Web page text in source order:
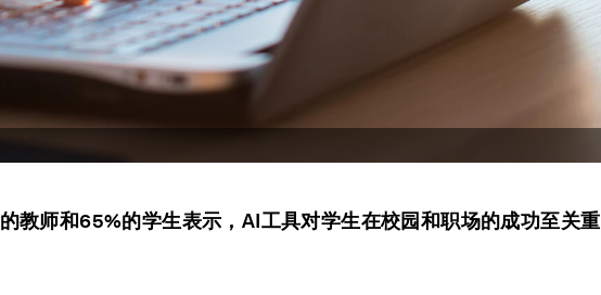
教师和65%的学生表示，AI工具对学生在校园和职场的成功至关重